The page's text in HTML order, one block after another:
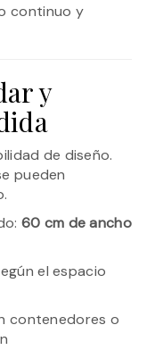
continuo y
y
de diseño.
pueden
60 cm de ancho
el espacio
contenedores o